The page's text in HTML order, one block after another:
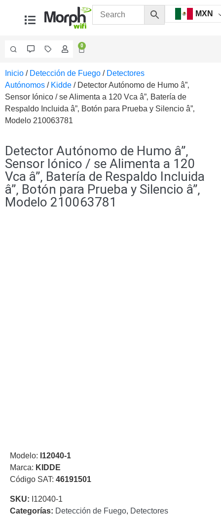
MXN
0
Videovigilancia
Accesorios
Generales
Accesorios
Ethernet y
para
Computadora
SmartphonesCajas
de
InterconexiónControladores
o
Refacciones
de
de Video
Cables y
Inicio / Detección de Fuego / Detectores
Autónomos / Kidde / Detector Autónomo de Humo â”‚
Sensor Iónico / se Alimenta a 120 Vca â”‚ Batería de
Respaldo Incluida â”‚ Botón para Prueba y Silencio â”‚
Modelo 210063781
Detector Autónomo de Humo â”‚
Sensor Iónico / se Alimenta a 120
Vca â”‚ Batería de Respaldo Incluida
â”‚ Botón para Prueba y Silencio â”‚
Modelo 210063781
Modelo: I12040-1
Marca: KIDDE
Código SAT: 46191501
SKU: I12040-1
Categorías: Detección de Fuego, Detectores